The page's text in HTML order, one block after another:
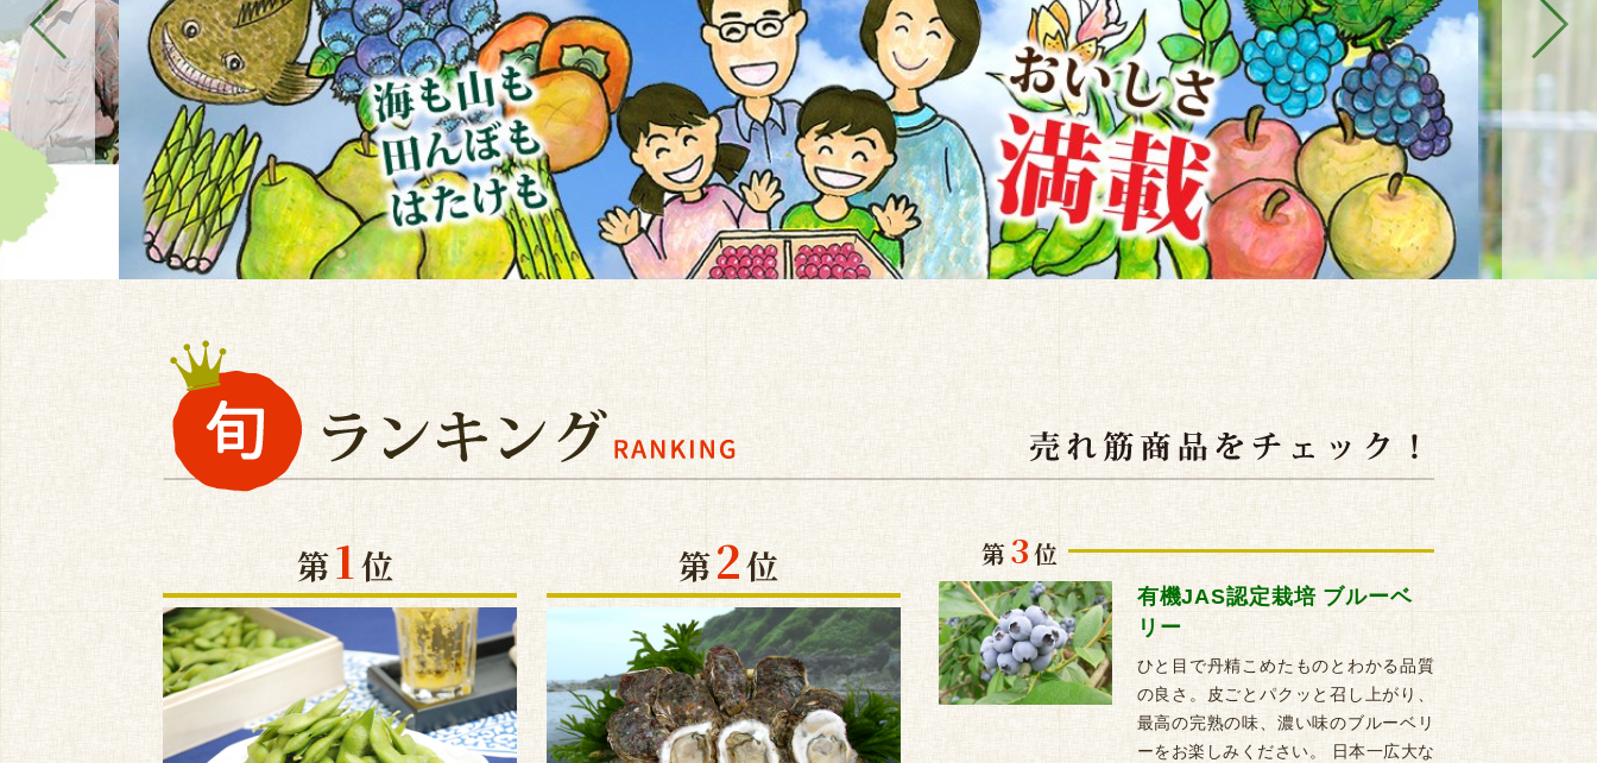
第1位 第2位 第3位
有機JAS認定栽培 ブルーベ
リー
ひと目で丹精こめたものとわかる品質
の良さ。皮ごとパクッと召し上がり、
最高の完熟の味、濃い味のブルーベリ
ーをお楽しみください。 日本一広大な